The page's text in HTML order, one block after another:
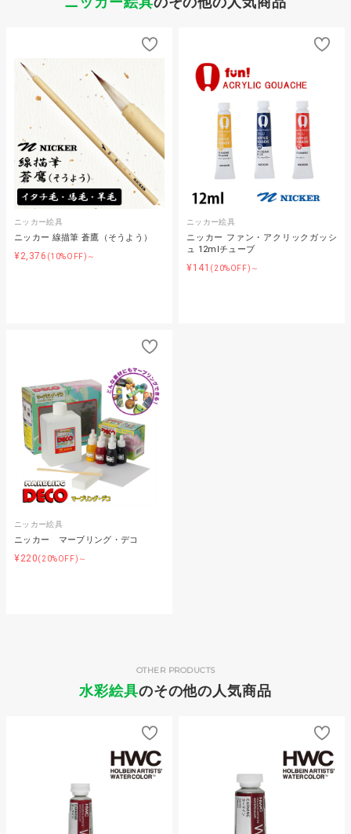
ニッカー絵具
ニッカー 線描筆 蒼鷹（そうよう）
¥2,376 (10%OFF)～
ニッカー絵具
ニッカー ファン・アクリックガッシ
ュ 12mlチューブ
¥141 (20%OFF)～
ニッカー絵具
ニッカー マーブリング・デコ
¥220(20%OFF)～
水彩絵具のその他の人気商品
OTHER PRODUCTS